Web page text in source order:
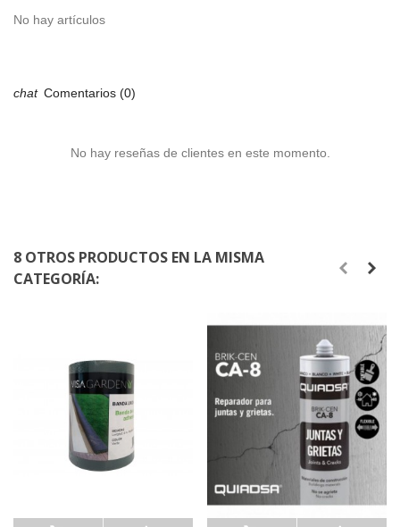
No hay artículos
Comentarios (0)
No hay reseñas de clientes en este momento.
8 OTROS PRODUCTOS EN LA MISMA
CATEGORÍA: